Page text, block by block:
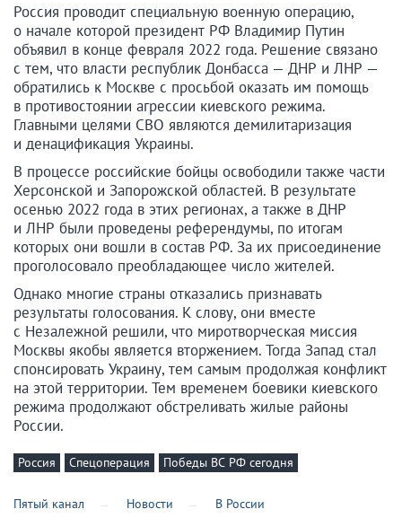
Россия проводит специальную военную операцию,
о начале которой президент РФ Владимир Путин
объявил в конце февраля 2022 года. Решение связано
с тем, что власти республик Донбасса — ДНР и ЛНР —
обратились к Москве с просьбой оказать им помощь
в противостоянии агрессии киевского режима.
Главными целями СВО являются демилитаризация
и денацификация Украины.
В процессе российские бойцы освободили также части
Херсонской и Запорожской областей. В результате
осенью 2022 года в этих регионах, а также в ДНР
и ЛНР были проведены референдумы, по итогам
которых они вошли в состав РФ. За их присоединение
проголосовало преобладающее число жителей.
Однако многие страны отказались признавать
результаты голосования. К слову, они вместе
с Незалежной решили, что миротворческая миссия
Москвы якобы является вторжением. Тогда Запад стал
спонсировать Украину, тем самым продолжая конфликт
на этой территории. Тем временем боевики киевского
режима продолжают обстреливать жилые районы
России.
Россия Спецоперация Победы ВС РФ сегодня
Пятый канал Новости В России